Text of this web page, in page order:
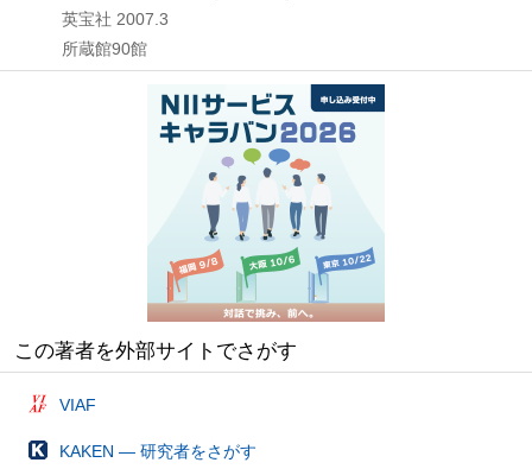
英宝社 2007.3
所蔵館90館
この著者を外部サイトでさがす
VIAF
KAKEN — 研究者をさがす